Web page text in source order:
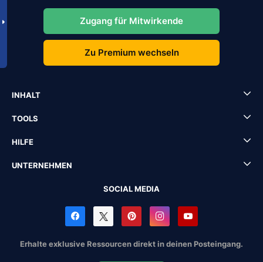
Zugang für Mitwirkende
Zu Premium wechseln
INHALT
TOOLS
HILFE
UNTERNEHMEN
SOCIAL MEDIA
Erhalte exklusive Ressourcen direkt in deinen Posteingang.